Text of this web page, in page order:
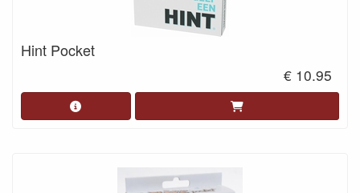
Hint Pocket
€ 10.95